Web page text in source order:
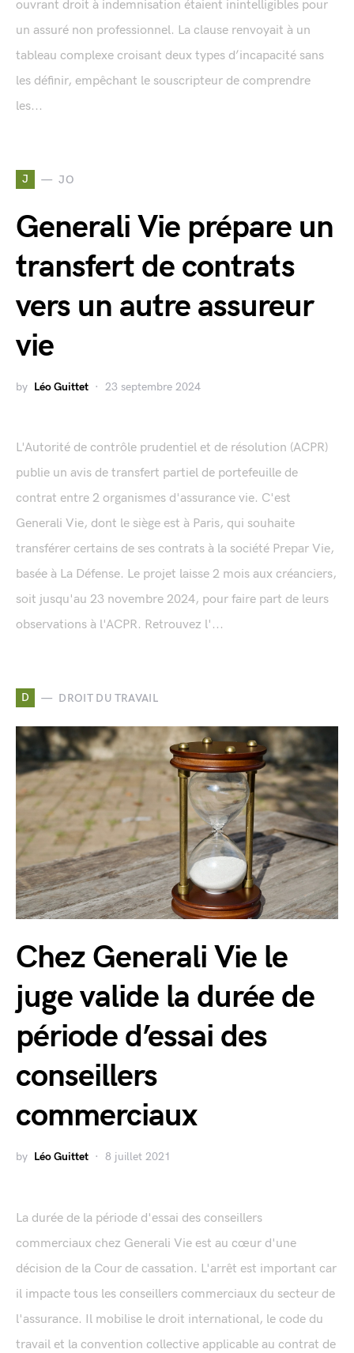
ouvrant droit à indemnisation étaient inintelligibles pour
un assuré non professionnel. La clause renvoyait à un
tableau complexe croisant deux types d’incapacité sans
les définir, empêchant le souscripteur de comprendre
les...
J JO
Generali Vie prépare un
transfert de contrats
vers un autre assureur
vie
by Léo Guittet 23 septembre 2024
L'Autorité de contrôle prudentiel et de résolution (ACPR)
publie un avis de transfert partiel de portefeuille de
contrat entre 2 organismes d'assurance vie. C'est
Generali Vie, dont le siège est à Paris, qui souhaite
transférer certains de ses contrats à la société Prepar Vie,
basée à La Défense. Le projet laisse 2 mois aux créanciers,
soit jusqu'au 23 novembre 2024, pour faire part de leurs
observations à l'ACPR. Retrouvez l'...
D DROIT DU TRAVAIL
Chez Generali Vie le
juge valide la durée de
période d’essai des
conseillers
commerciaux
by Léo Guittet 8 juillet 2021
La durée de la période d'essai des conseillers
commerciaux chez Generali Vie est au cœur d'une
décision de la Cour de cassation. L'arrêt est important car
il impacte tous les conseillers commerciaux du secteur de
l'assurance. Il mobilise le droit international, le code du
travail et la convention collective applicable au contrat de